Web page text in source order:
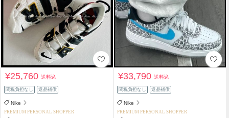
¥25,760送料込
関税負担なし 返品補償
Nike
PREMIUM PERSONAL SHOPPER
¥33,790送料込
関税負担なし 返品補償
Nike
PREMIUM PERSONAL SHOPPER